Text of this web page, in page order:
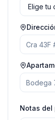
Notas del